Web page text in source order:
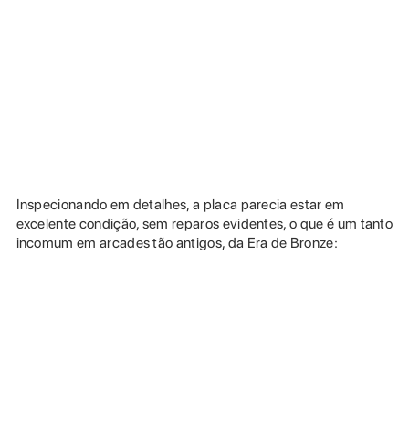
Inspecionando em detalhes, a placa parecia estar em
excelente condição, sem reparos evidentes, o que é um tanto
incomum em arcades tão antigos, da Era de Bronze: